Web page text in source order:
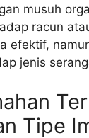
musuh
racun
efektif,
jenis
Tipe